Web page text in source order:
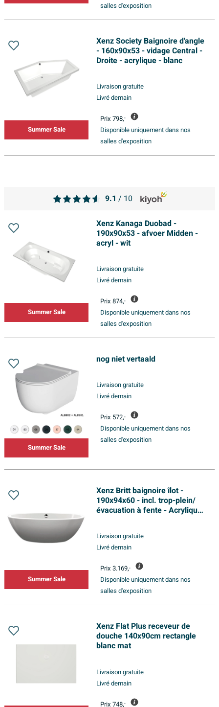
salles d'exposition
Summer Sale
Xenz Society Baignoire d'angle
- 160x90x53 - vidage Central -
Droite - acrylique - blanc
Livraison gratuite
Livré demain
Prix 798,-
Disponible uniquement dans nos
salles d'exposition
Summer Sale
Xenz Kanaga Duobad -
190x90x53 - afvoer Midden -
acryl - wit
Livraison gratuite
Livré demain
Prix 874,-
Disponible uniquement dans nos
salles d'exposition
Summer Sale
nog niet vertaald
Livraison gratuite
Livré demain
Prix 572,-
Disponible uniquement dans nos
salles d'exposition
Summer Sale
Xenz Britt baignoire îlot -
190x94x60 - incl. trop-plein/
évacuation à fente - Acrylique -
Livraison gratuite
Livré demain
Prix 3.169,-
Disponible uniquement dans nos
salles d'exposition
Xenz Flat Plus receveur de
douche 140x90cm rectangle
blanc mat
Livraison gratuite
Livré demain
Prix 748,-
9.1 / 10